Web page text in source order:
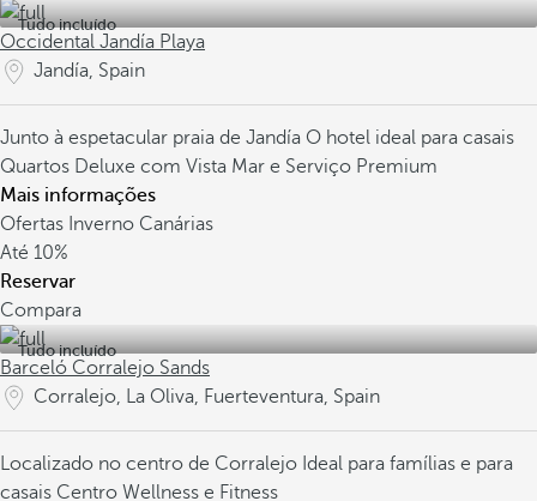
Tudo incluído
Occidental Jandía Playa
Jandía, Spain
Junto à espetacular praia de Jandía O hotel ideal para casais
Quartos Deluxe com Vista Mar e Serviço Premium
Mais informações
Ofertas Inverno Canárias
Até 10%
Reservar
Compara
Tudo incluído
Barceló Corralejo Sands
Corralejo, La Oliva, Fuerteventura, Spain
Localizado no centro de Corralejo Ideal para famílias e para
casais Centro Wellness e Fitness